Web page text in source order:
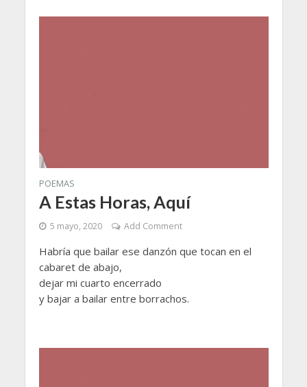
POEMAS
A Estas Horas, Aquí
5 mayo, 2020 Add Comment
Habría que bailar ese danzón que tocan en el
cabaret de abajo,
dejar mi cuarto encerrado
y bajar a bailar entre borrachos.